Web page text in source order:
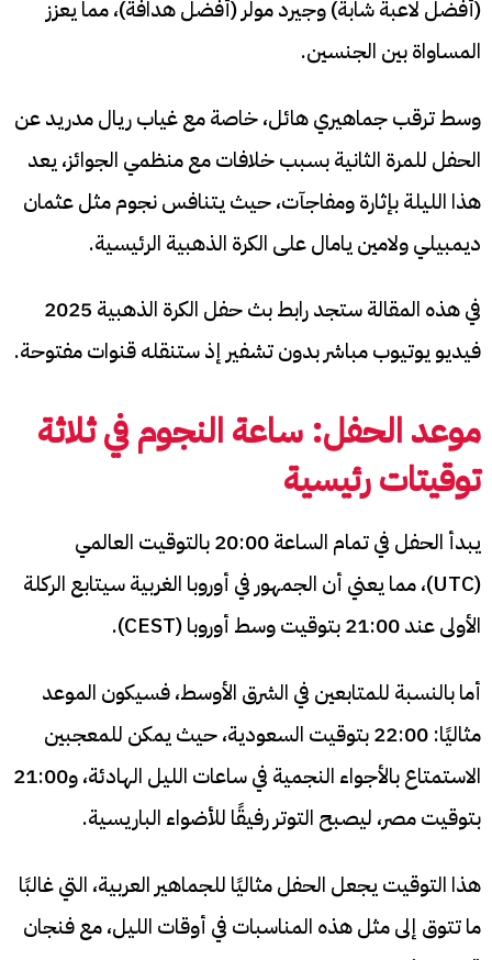
(أفضل لاعبة شابة) وجيرد مولر (أفضل هدافة)، مما يعزز
المساواة بين الجنسين.
وسط ترقب جماهيري هائل، خاصة مع غياب ريال مدريد عن
الحفل للمرة الثانية بسبب خلافات مع منظمي الجوائز، يعد
هذا الليلة بإثارة ومفاجآت، حيث يتنافس نجوم مثل عثمان
ديمبيلي ولامين يامال على الكرة الذهبية الرئيسية.
في هذه المقالة ستجد رابط بث حفل الكرة الذهبية 2025
فيديو يوتيوب مباشر بدون تشفير إذ ستنقله قنوات مفتوحة.
موعد الحفل: ساعة النجوم في ثلاثة
توقيتات رئيسية
يبدأ الحفل في تمام الساعة 20:00 بالتوقيت العالمي
(UTC)، مما يعني أن الجمهور في أوروبا الغربية سيتابع الركلة
الأولى عند 21:00 بتوقيت وسط أوروبا (CEST).
أما بالنسبة للمتابعين في الشرق الأوسط، فسيكون الموعد
مثاليًا: 22:00 بتوقيت السعودية، حيث يمكن للمعجبين
الاستمتاع بالأجواء النجمية في ساعات الليل الهادئة، و21:00
بتوقيت مصر، ليصبح التوتر رفيقًا للأضواء الباريسية.
هذا التوقيت يجعل الحفل مثاليًا للجماهير العربية، التي غالبًا
ما تتوق إلى مثل هذه المناسبات في أوقات الليل، مع فنجان